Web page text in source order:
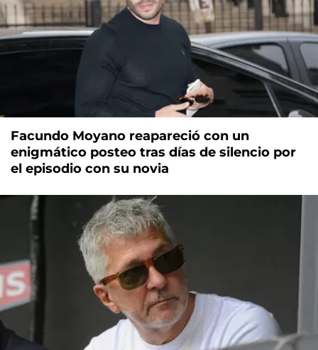
Facundo Moyano reapareció con un
enigmático posteo tras días de silencio por
el episodio con su novia